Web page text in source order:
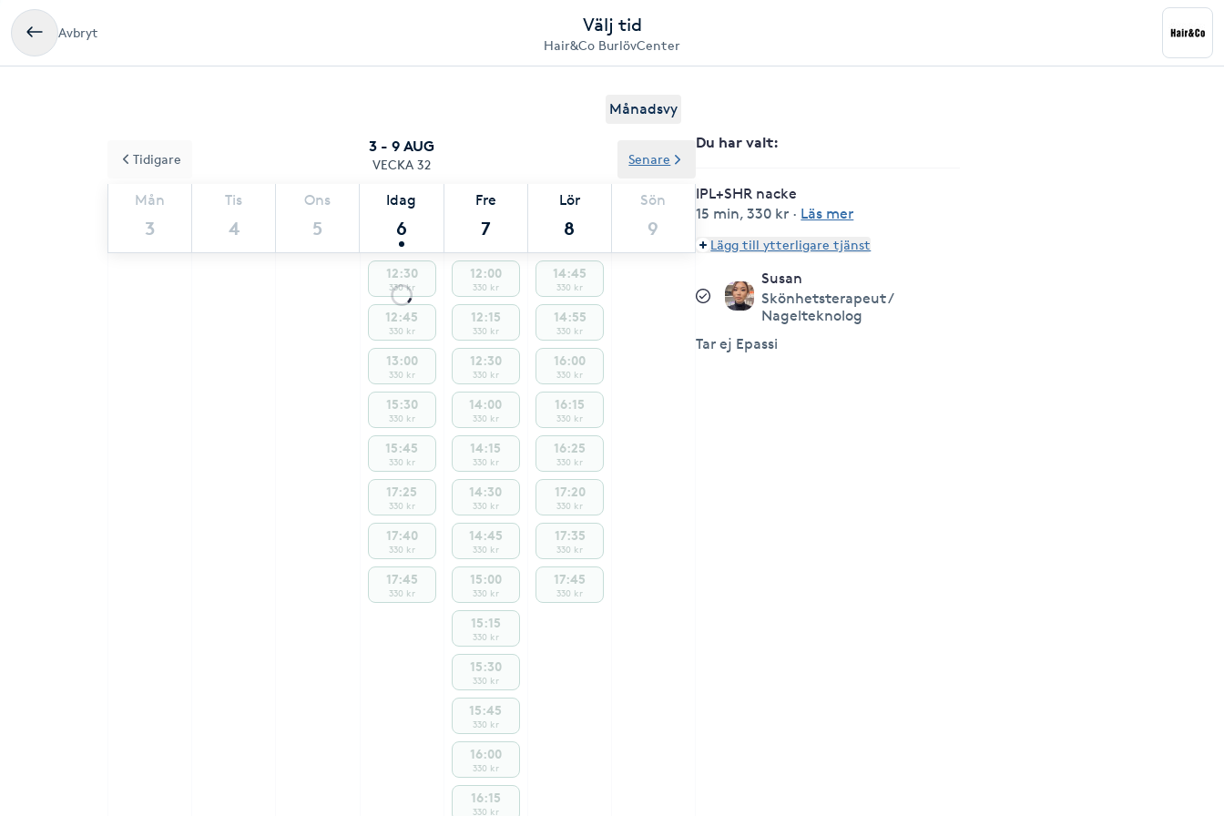
Avbryt Välj tid
Hair&Co BurlövCenter
Månadsvy
3 - 9 AUG
VECKA 32
Mån
3
Tis
4
Ons
5
Idag
6
Fre
7
Lör
8
Sön
9
Tidigare Senare
12:30
330 kr
12:45
330 kr
13:00
330 kr
15:30
330 kr
15:45
330 kr
17:25
330 kr
17:40
330 kr
17:45
330 kr
12:00
330 kr
12:15
330 kr
12:30
330 kr
14:00
330 kr
14:15
330 kr
14:30
330 kr
14:45
330 kr
15:00
330 kr
15:15
330 kr
15:30
330 kr
15:45
330 kr
16:00
330 kr
16:15
330 kr
14:45
330 kr
14:55
330 kr
16:00
330 kr
16:15
330 kr
16:25
330 kr
17:20
330 kr
17:35
330 kr
17:45
330 kr
Du har valt:
IPL+SHR nacke
15 min,330 kr · Läs mer
Lägg till ytterligare tjänst
Susan
Skönhetsterapeut /
Nagelteknolog
Tar ej Epassi